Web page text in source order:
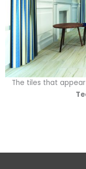
The tiles that